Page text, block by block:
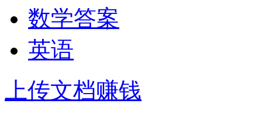
数学答案
英语
上传文档赚钱